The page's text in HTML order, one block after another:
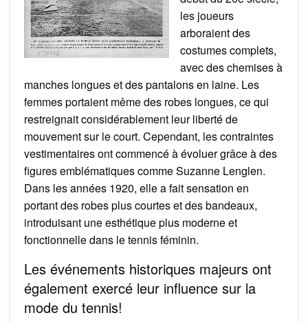
les joueurs
arboraient des
costumes complets,
avec des chemises à
manches longues et des pantalons en laine. Les
femmes portaient même des robes longues, ce qui
restreignait considérablement leur liberté de
mouvement sur le court. Cependant, les contraintes
vestimentaires ont commencé à évoluer grâce à des
figures emblématiques comme Suzanne Lenglen.
Dans les années 1920, elle a fait sensation en
portant des robes plus courtes et des bandeaux,
introduisant une esthétique plus moderne et
fonctionnelle dans le tennis féminin.
Les événements historiques majeurs ont
également exercé leur influence sur la
mode du tennis!